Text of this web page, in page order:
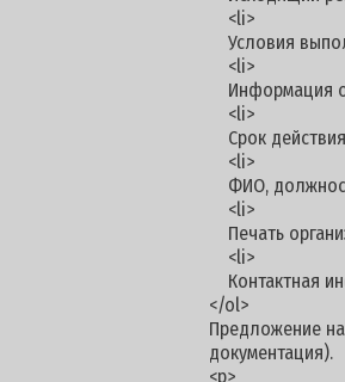
<li>
Условия
<li>
Информация
<li>
Срок
<li>
ФИО,
<li>
Печать
<li>
Контактная
</ol>
Предложение
документация).
<p>